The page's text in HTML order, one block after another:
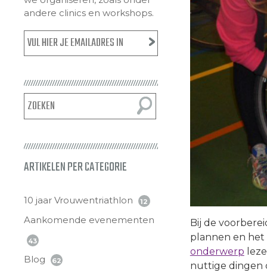
andere clinics en workshops.
ARTIKELEN PER CATEGORIE
10 jaar Vrouwentriathlon 12
Aankomende evenementen
43
Blog 62
Bij de
plannen en
onderwerp
nuttige dingen